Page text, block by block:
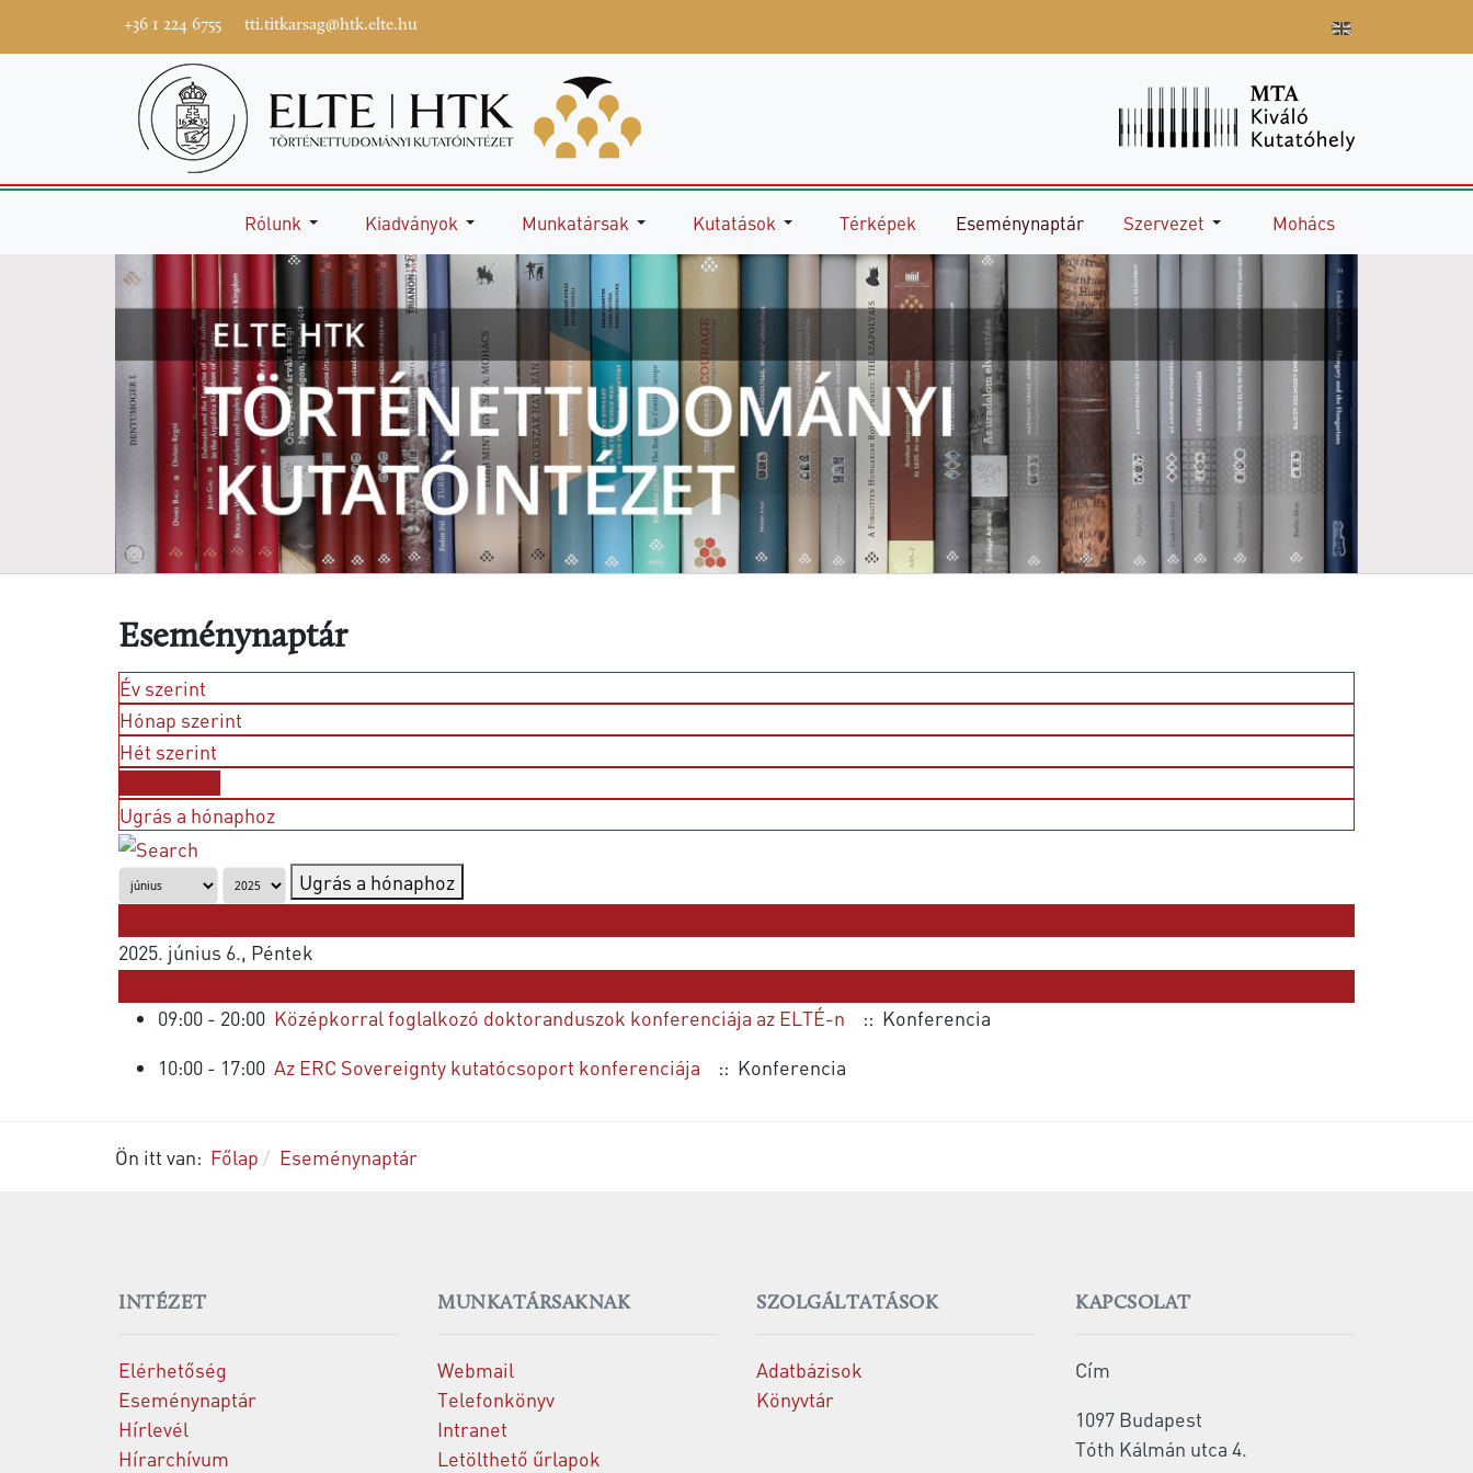
+36 1 224 6755 tti.titkarsag@htk.elte.hu
Rólunk Kiadványok Munkatársak Kutatások Térképek Eseménynaptár Szervezet Mohács
Eseménynaptár
Év szerint
Hónap szerint
Hét szerint
Ugrás a hónaphoz
Ugrás a hónaphoz
2025. június 6., Péntek
09:00 - 20:00 Középkorral foglalkozó doktoranduszok konferenciája az ELTÉ-n
:: Konferencia
10:00 - 17:00 Az ERC Sovereignty kutatócsoport konferenciája :: Konferencia
Ön itt van: Főlap Eseménynaptár
INTÉZET
Elérhetőség
Eseménynaptár
Hírlevél
Hírarchívum
MUNKATÁRSAKNAK
Webmail
Telefonkönyv
Intranet
Letölthető űrlapok
SZOLGÁLTATÁSOK
Adatbázisok
Könyvtár
KAPCSOLAT
Cím
1097 Budapest
Tóth Kálmán utca 4.